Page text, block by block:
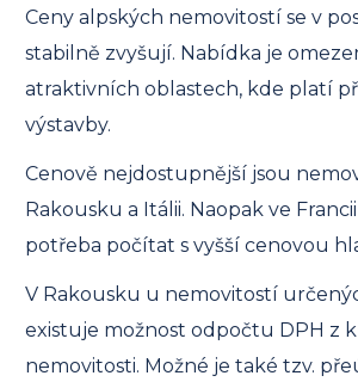
Ceny alpských nemovitostí se v
stabilně zvyšují. Nabídka je
atraktivních oblastech, kde platí
výstavby.
Cenově nejdostupnější jsou
Rakousku a Itálii. Naopak ve
potřeba počítat s vyšší cenovou
V Rakousku u nemovitostí
existuje možnost odpočtu DPH z
nemovitosti. Možné je také tzv.